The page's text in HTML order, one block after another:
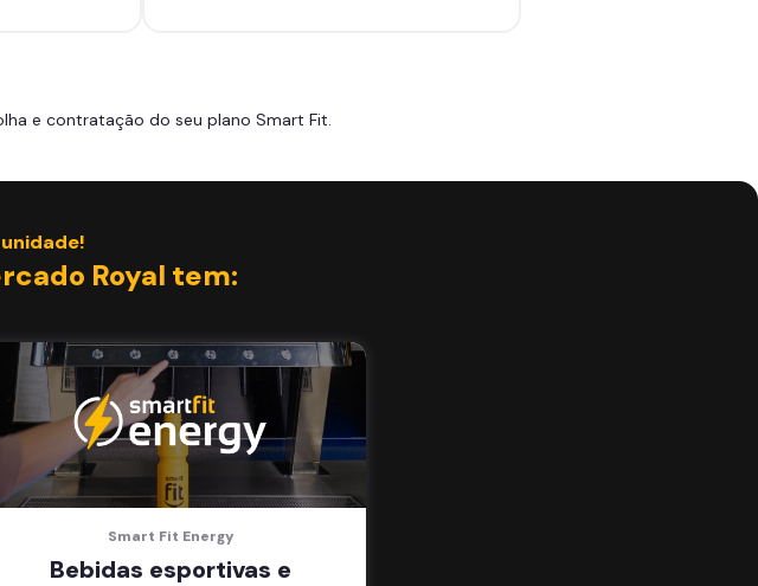
e contratação do seu plano Smart Fit.
Royal tem:
Smart Fit Energy
Bebidas esportivas e